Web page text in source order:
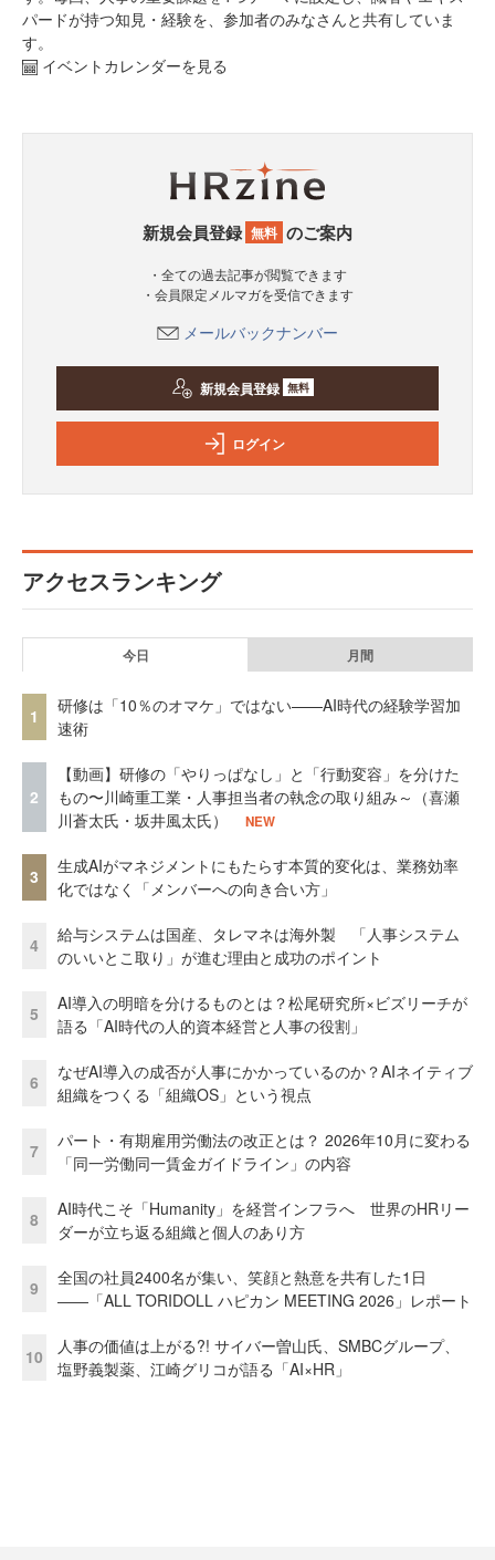
パードが持つ知見・経験を、参加者のみなさんと共有していま
す。
イベントカレンダーを見る
新規会員登録 無料 のご案内
・全ての過去記事が閲覧できます
・会員限定メルマガを受信できます
メールバックナンバー
新規会員登録 無料
ログイン
アクセスランキング
今日 月間
1
研修は「10％のオマケ」ではない——AI時代の経験学習加
速術
2
【動画】研修の「やりっぱなし」と「行動変容」を分けた
もの〜川崎重工業・人事担当者の執念の取り組み～（喜瀬
川蒼太氏・坂井風太氏）
NEW
3
生成AIがマネジメントにもたらす本質的変化は、業務効率
化ではなく「メンバーへの向き合い方」
4
給与システムは国産、タレマネは海外製 「人事システム
のいいとこ取り」が進む理由と成功のポイント
5
AI導入の明暗を分けるものとは？松尾研究所×ビズリーチが
語る「AI時代の人的資本経営と人事の役割」
6
なぜAI導入の成否が人事にかかっているのか？AIネイティブ
組織をつくる「組織OS」という視点
7
パート・有期雇用労働法の改正とは？ 2026年10月に変わる
「同一労働同一賃金ガイドライン」の内容
8
AI時代こそ「Humanity」を経営インフラへ 世界のHRリー
ダーが立ち返る組織と個人のあり方
9
全国の社員2400名が集い、笑顔と熱意を共有した1日
――「ALL TORIDOLL ハピカン MEETING 2026」レポート
10
人事の価値は上がる?! サイバー曽山氏、SMBCグループ、
塩野義製薬、江崎グリコが語る「AI×HR」